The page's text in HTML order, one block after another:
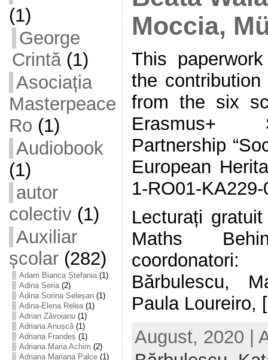
(1)
George
Crintă(1)
Asociația
Masterpeace
Ro (1)
Audiobook
(1)
autor
colectiv(1)
Auxiliar
școlar(282)
Adam Bianca Ștefania(1)
Adina Seria(2)
Adina Sorina Seleșan(1)
Adina-Elena Relea(1)
Adrian Zăvoianu(1)
Adriana Anușcă(1)
Adriana Frandeș (1)
Adriana Maria Achim (2)
Adriana Mariana Palce(1)
Moccia,
This
the
from the six
Erasmus+
Partnership
European
1-RO01-
Lecturați
Maths
Bărbulescu,
Paula Loureiro,
August, 2020 |